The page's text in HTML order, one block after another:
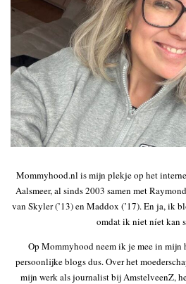
Mommyhood.nl is mijn plekje op het
Aalsmeer, al sinds 2003 samen met
van Skyler (’13) en Maddox (’17). En ja, ik
omdat ik niet níet kan
Op Mommyhood neem ik je mee in mijn
persoonlijke blogs dus. Over het
mijn werk als journalist bij AmstelveenZ,